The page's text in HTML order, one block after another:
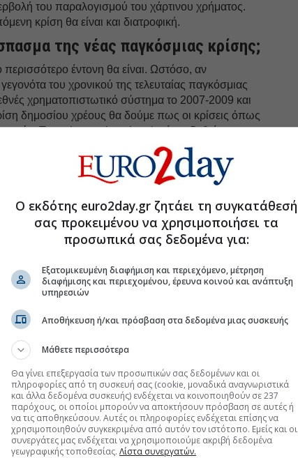
του παραλογισμού του χάρτινου χρήματος.
κρίση θα είναι και διατροφική.
της νέας παγκόσμιας κρίσης;
έντονη θα είναι. Ωστόσο, αν
του χρονικού της τελευταίας παγκόσμιας
χρηματοπιστωτικό σύστημα το 2007-2009 και
δημοσίου χρέους θα δούμε πως οι κρίσεις όπως
Τα early warning signals είχαν δοθεί με
(Volatility -π.χ. VIX indeces ) στις αγορές.
μια ασυνήθιστη σταθερή ανοδική τάση στις
που συνεπαγόταν μια κατακόρυφη μείωση της
Το 2006 άρχισαν οι πρώτες αναταράξεις στις
VIX που φυσικά αγνοήθηκαν επιδεικτικά από την
πολιτική ορθότητα, ενώ κάποιοι τότε
της πραγματικής χρηματιστηριακής
διαφαινόταν με την κοινή λογική, χρηματιστές
το πάρτι της χρυσοφόρας πυραμίδας των
που μετακύλιε αλόγιστα ο ένας στον άλλον,
bonus εις υγείαν του κορόιδου που δήθεν θα έμενε
του άλλου πέφτει ο ίδιος μέσα και το σύστημα
Street ως το Dubai και διασώθηκε με τα λεφτά των
κάποιος τον «Σοφό της Ομάχα» για την
Ο εκδότης euro2day.gr ζητάει τη συγκατάθεσή
σας προκειμένου να χρησιμοποιήσει τα
προσωπικά σας δεδομένα για:
Εξατομικευμένη διαφήμιση και περιεχόμενο, μέτρηση
διαφήμισης και περιεχομένου, έρευνα κοινού και ανάπτυξη
υπηρεσιών
Αποθήκευση ή/και πρόσβαση στα δεδομένα μιας συσκευής
Μάθετε περισσότερα
Θα γίνει επεξεργασία των προσωπικών σας δεδομένων και οι
πληροφορίες από τη συσκευή σας (cookie, μοναδικά αναγνωριστικά
και άλλα δεδομένα συσκευής) ενδέχεται να κοινοποιηθούν σε 237
παρόχους, οι οποίοι μπορούν να αποκτήσουν πρόσβαση σε αυτές ή
να τις αποθηκεύσουν. Αυτές οι πληροφορίες ενδέχεται επίσης να
χρησιμοποιηθούν συγκεκριμένα από αυτόν τον ιστότοπο. Εμείς και οι
συνεργάτες μας ενδέχεται να χρησιμοποιούμε ακριβή δεδομένα
γεωγραφικής τοποθεσίας. Λίστα συνεργατών.